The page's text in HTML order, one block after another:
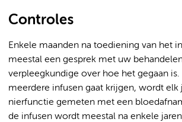
Controles
Enkele maanden na toediening van het
meestal een gesprek met uw
verpleegkundige over hoe het gegaan is.
meerdere infusen gaat krijgen, wordt elk
nierfunctie gemeten met een
de infusen wordt meestal na enkele